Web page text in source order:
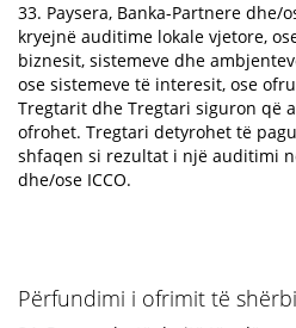
33. Paysera, Banka-Partnere dhe/
kryejnë auditime lokale vjetore,
biznesit, sistemeve dhe
ose sistemeve të interesit, ose
Tregtarit dhe Tregtari siguron që
ofrohet. Tregtari detyrohet të
shfaqen si rezultat i një auditimi
dhe/ose ICCO.
Përfundimi i ofrimit të